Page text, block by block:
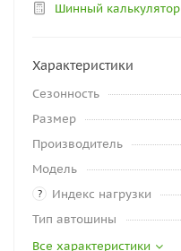
Шинный калькулятор
Характеристики
Сезонность
Размер
Производитель
Модель
? Индекс нагрузки
Тип автошины
Все характеристики